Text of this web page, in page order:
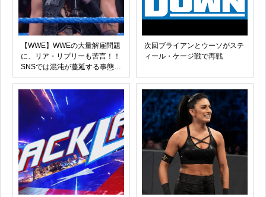
【WWE】WWEの大量解雇問題
に、リア・リプリーも苦言！！
SNSでは混沌が蔓延する事態に
も！！
次回ブライアンとウーソがステ
ィール・ケージ戦で再戦